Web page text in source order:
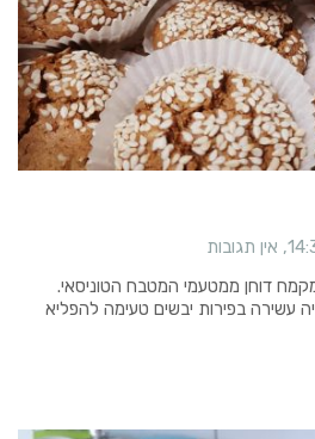
אין תגובות
מקמח דוחן ממטעמי המטבח הטוניסאי.
עשירה בפירות יבשים טעימה להפליא